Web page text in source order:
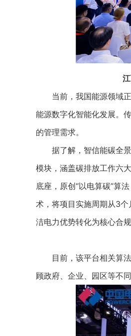
当前，我国能源领域正
能源数字化智能化发展。
的管理需求。
据了解，智信能碳全景
模块，涵盖碳排放工作六
底座，原创“以电算碳”算
术，将项目实施周期从3
洁电力优势转化为核心合
目前，该平台相关算法
顾政府、企业、园区等不